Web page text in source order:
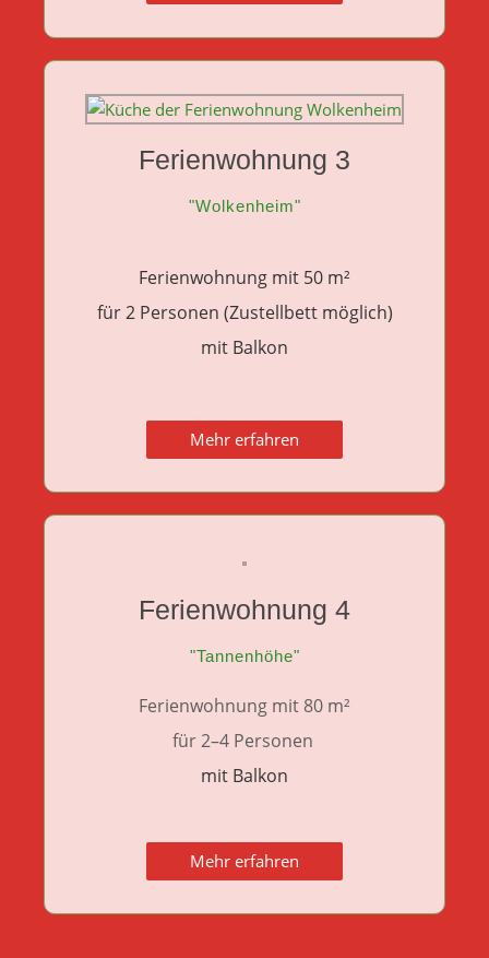
Ferienwohnung 3
"Wolkenheim"
Ferienwohnung mit 50 m²
für 2 Personen (Zustellbett möglich)
mit Balkon
Mehr erfahren
Ferienwohnung 4
"Tannenhöhe"
Ferienwohnung mit 80 m²
für 2–4 Personen
mit Balkon
Mehr erfahren